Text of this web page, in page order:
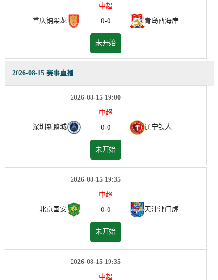
中超
重庆铜梁龙
0-0 青岛西海岸
未开始
2026-08-15 赛事直播
2026-08-15 19:00
中超
深圳新鹏城
0-0 辽宁铁人
未开始
2026-08-15 19:35
中超
北京国安
0-0 天津津门虎
未开始
2026-08-15 19:35
中超